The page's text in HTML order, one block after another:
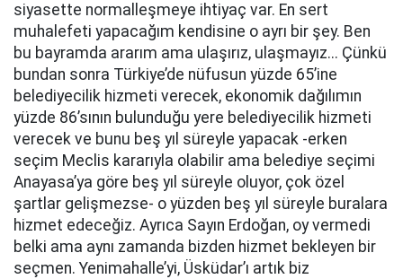
siyasette normalleşmeye ihtiyaç var. En sert
muhalefeti yapacağım kendisine o ayrı bir şey. Ben
bu bayramda ararım ama ulaşırız, ulaşmayız... Çünkü
bundan sonra Türkiye’de nüfusun yüzde 65’ine
belediyecilik hizmeti verecek, ekonomik dağılımın
yüzde 86’sının bulunduğu yere belediyecilik hizmeti
verecek ve bunu beş yıl süreyle yapacak -erken
seçim Meclis kararıyla olabilir ama belediye seçimi
Anayasa’ya göre beş yıl süreyle oluyor, çok özel
şartlar gelişmezse- o yüzden beş yıl süreyle buralara
hizmet edeceğiz. Ayrıca Sayın Erdoğan, oy vermedi
belki ama aynı zamanda bizden hizmet bekleyen bir
seçmen. Yenimahalle’yi, Üsküdar’ı artık biz